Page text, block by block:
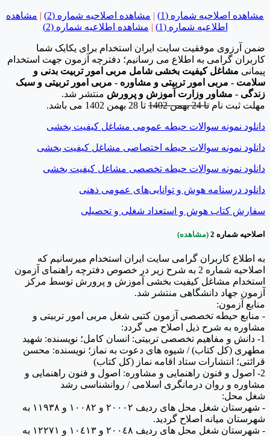
مشاهده اصلاحیه شماره (1) | مشاهده اصلاحیه شماره (2) | مشاهده
اطلاعیه شماره (1)
| مشاهده اطلاعیه شماره (2)
ضمن آرزوی موفقیت سایت ایران استخدام برای یکایک شما
کاربران گرامی به اطلاع می رسانیم؛ دفترچه آزمون جهت استخدام
پیمانی مشاغل کیفیت بخشی شامل مربی امور تربیت بدنی و
سلامت - مربی امور تربیتی و مشاوره - مربی امور تربیتی و سبک
زندگی - مشاور وزارت آموزش و پرورش منتشر شد.
مهلت ثبت نام تا 24 بهمن 1402 تا 28 بهمن 1402 می باشد.
دانلود نمونه سوالات حیطه عمومی مشاغل کیفیت بخشی
دانلود نمونه سوالات حیطه اختصاصی مشاغل کیفیت بخشی
دانلود نمونه سوالات حیطه تخصصی مشاغل کیفیت بخشی
دانلود درسنامه هوش و توانایی‌های عمومی ذهنی
سفارش کتاب هوش و استعداد شغلی و تحصیلی
اصلاحیه شماره 2 (مشاهده)
به اطلاع کاربران گرامی سایت ایران استخدام میرسانیم که
اصلاحیه‌ شماره 2 به شرح زیر در خصوص دفترچه راهنمای آزمون
استخدام مشاغل کیفیت بخشی آموزش و پرورش توسط مرکز
آزمون جهاد دانشگاهی منتشر شد.
منابع آزمون:
- منابع حیطه تخصصی آزمون کتبی شغل مربی امور تربیتی و
مشاوره به شرح ذیل اصلاح می گردد:
1- دانش و مفاهیم تخصصی تربیتی: انسان كامل؛ نویسنده: شهید
مطهری (كل كتاب) / شیوه های دعوت به نماز؛ نویسنده: محسن
قرائتی؛ انتشارات ستاد اقامه نماز (كل كتاب)
2- اصول و فنون راهنمایی و مشاوره: اصول و فنون راهنمایی و
مشاوره و روان درمانگری اسلامی / روانشناسی رشد
شغل محل:
- شهرستان شغل محل های ردیف ٢٠٠٠٢ و ١٠٠٨٢ و ١١٩٣٨ به
شهرستان میانه اصلاح گردید.
- شهرستان شغل محل های ردیف ٢٠٠٤٨ و ١٠٤١٣ و ١٢٢٧١ به